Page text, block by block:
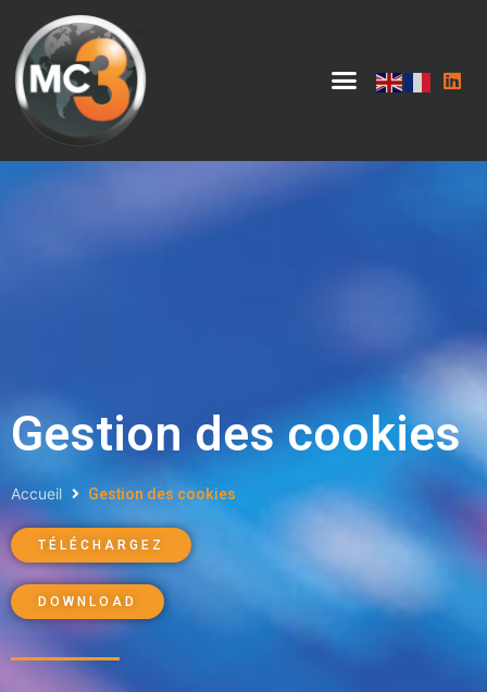
Gestion des cookies
Accueil Gestion des cookies
TÉLÉCHARGEZ
DOWNLOAD